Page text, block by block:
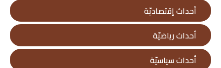
أحداث إقتصاديّة
أحداث رياضيّة
أحداث سياسيّة